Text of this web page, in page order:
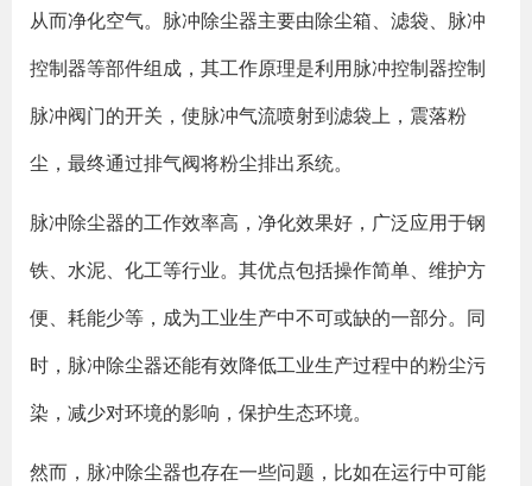
从而净化空气。脉冲除尘器主要由除尘箱、滤袋、脉冲
控制器等部件组成，其工作原理是利用脉冲控制器控制
脉冲阀门的开关，使脉冲气流喷射到滤袋上，震落粉
尘，最终通过排气阀将粉尘排出系统。
脉冲除尘器的工作效率高，净化效果好，广泛应用于钢
铁、水泥、化工等行业。其优点包括操作简单、维护方
便、耗能少等，成为工业生产中不可或缺的一部分。同
时，脉冲除尘器还能有效降低工业生产过程中的粉尘污
染，减少对环境的影响，保护生态环境。
然而，脉冲除尘器也存在一些问题，比如在运行中可能